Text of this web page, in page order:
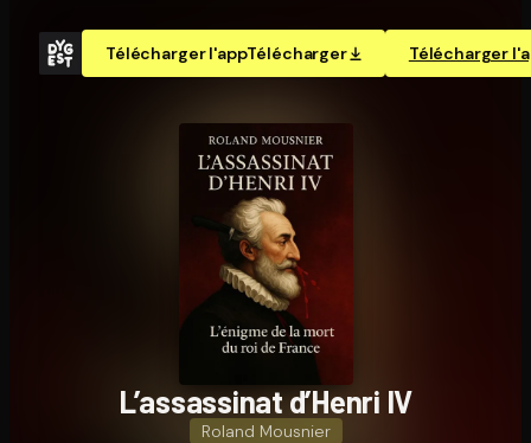
Télécharger l'appTélécharger Télécharger
L’assassinat d’Henri IV
Roland Mousnier